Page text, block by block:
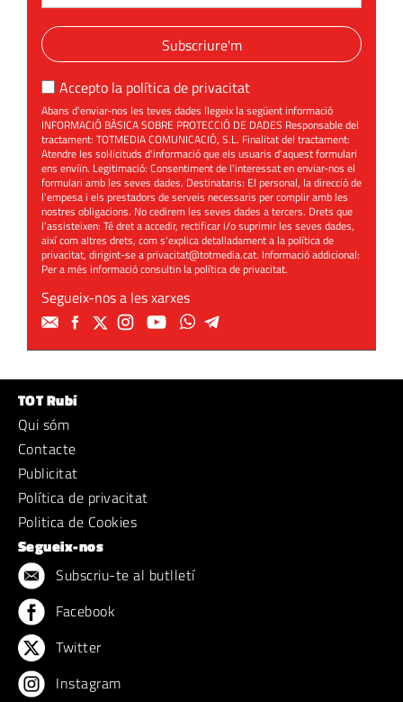
Subscriure'm
Accepto la política de privacitat
Abans d'enviar-nos les teves dades llegeix la següent informació
INFORMACIÓ BÀSICA SOBRE PROTECCIÓ DE DADES Responsable del
tractament: TOTMEDIA COMUNICACIÓ, S.L. Finalitat del tractament:
Atendre les sol·licituds d'informació que els usuaris d'aquest formulari
ens enviïn. Legitimació: Consentiment de l'interessat en enviar-nos el
formulari amb les seves dades. Destinataris: El personal, la direcció de
l'empesa i els prestadors de serveis necessaris per complir amb les
nostres obligacions. No cedirem les seves dades a tercers. Drets que
l'assisteixen: Té dret a accedir, rectificar i/o suprimir les seves dades,
així com altres drets, com s'explica detalladament a la política de
privacitat, dirigint-se aprivacitat@totmedia.cat. Informació addicional:
Per a més informació consultin lapolítica de privacitat.
Segueix-nos a les xarxes
TOT Rubí
Qui sóm
Contacte
Publicitat
Política de privacitat
Politica de Cookies
Segueix-nos
Subscriu-te al butlletí
Facebook
Twitter
Instagram